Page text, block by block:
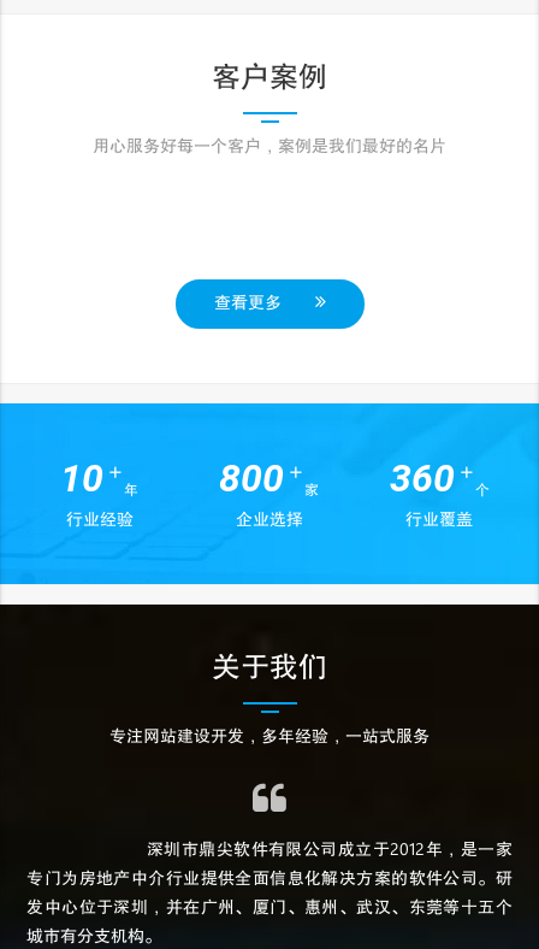
客户案例
用心服务好每一个客户，案例是我们最好的名片
查看更多
10 +
年
行业经验
800 +
家
企业选择
360 +
个
行业覆盖
关于我们
专注网站建设开发，多年经验，一站式服务
深圳市鼎尖软件有限公司成立于2012年，是一家
专门为房地产中介行业提供全面信息化解决方案的软件公司。研
发中心位于深圳，并在广州、厦门、惠州、武汉、东莞等十五个
城市有分支机构。